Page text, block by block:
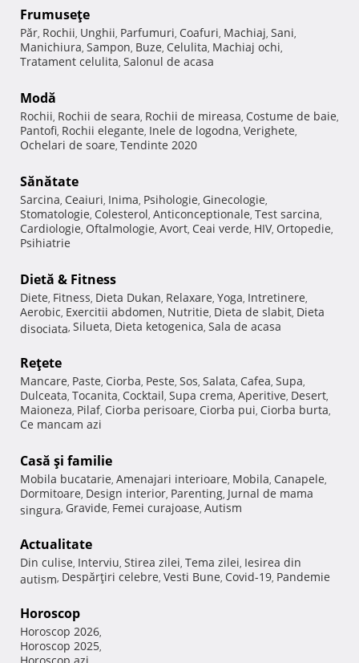
Frumuseţe
Păr, Rochii, Unghii, Parfumuri, Coafuri, Machiaj, Sani,
Manichiura, Sampon, Buze, Celulita, Machiaj ochi,
Tratament celulita, Salonul de acasa
Modă
Rochii, Rochii de seara, Rochii de mireasa, Costume de baie,
Pantofi, Rochii elegante, Inele de logodna, Verighete,
Ochelari de soare, Tendinte 2020
Sănătate
Sarcina, Ceaiuri, Inima, Psihologie, Ginecologie,
Stomatologie, Colesterol, Anticonceptionale, Test sarcina,
Cardiologie, Oftalmologie, Avort, Ceai verde, HIV, Ortopedie,
Psihiatrie
Dietă & Fitness
Diete, Fitness, Dieta Dukan, Relaxare, Yoga, Intretinere,
Aerobic, Exercitii abdomen, Nutritie, Dieta de slabit, Dieta
disociata, Silueta, Dieta ketogenica, Sala de acasa
Reţete
Mancare, Paste, Ciorba, Peste, Sos, Salata, Cafea, Supa,
Dulceata, Tocanita, Cocktail, Supa crema, Aperitive, Desert,
Maioneza, Pilaf, Ciorba perisoare, Ciorba pui, Ciorba burta,
Ce mancam azi
Casă şi familie
Mobila bucatarie, Amenajari interioare, Mobila, Canapele,
Dormitoare, Design interior, Parenting, Jurnal de mama
singura, Gravide, Femei curajoase, Autism
Actualitate
Din culise, Interviu, Stirea zilei, Tema zilei, Iesirea din
autism, Despărţiri celebre, Vesti Bune, Covid-19, Pandemie
Horoscop
Horoscop 2026,
Horoscop 2025,